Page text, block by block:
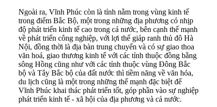
Ngoài ra, Vĩnh Phúc còn là tỉnh nằm trong vùng kinh tế
trong điểm Bắc Bộ, một trong những địa phương có nhịp
độ phát triển kinh tế cao trong cả nước, bên cạnh thế mạnh
về phát triển công nghiệp, với lợi thế giáp ranh thủ đô Hà
Nội, đồng thời là địa bàn trung chuyển và có sự giao thoa
văn hoá, giao thương kinh tế với các tỉnh thuộc đồng bằng
sông Hồng cũng như với các tỉnh thuộc vùng Đông Bắc
bộ và Tây Bắc bộ của đất nước thì tiềm năng về văn hóa,
du lịch cũng là một trong những thế mạnh đặc biệt để
Vĩnh Phúc khai thác phát triển tốt, góp phần vào sự nghiệp
phát triển kinh tế - xã hội của địa phương và cả nước.